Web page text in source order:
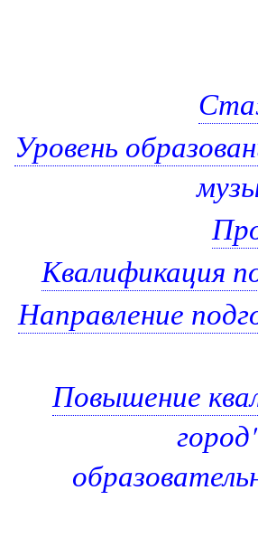
Уровень
Квалификация
Направление
Повышение